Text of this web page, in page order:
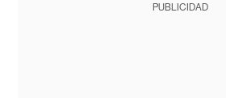
PUBLICIDAD